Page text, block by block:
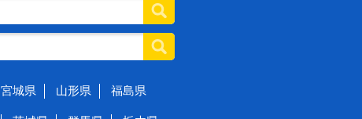
宮城県 山形県 福島県